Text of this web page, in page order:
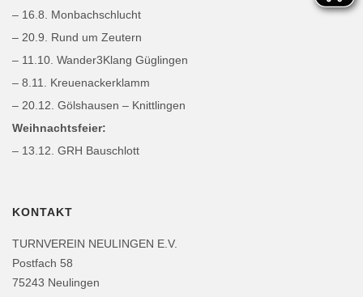
– 16.8. Monbachschlucht
– 20.9. Rund um Zeutern
– 11.10. Wander3Klang Güglingen
– 8.11. Kreuenackerklamm
– 20.12. Gölshausen – Knittlingen
Weihnachtsfeier:
– 13.12. GRH Bauschlott
KONTAKT
TURNVEREIN NEULINGEN E.V.
Postfach 58
75243 Neulingen